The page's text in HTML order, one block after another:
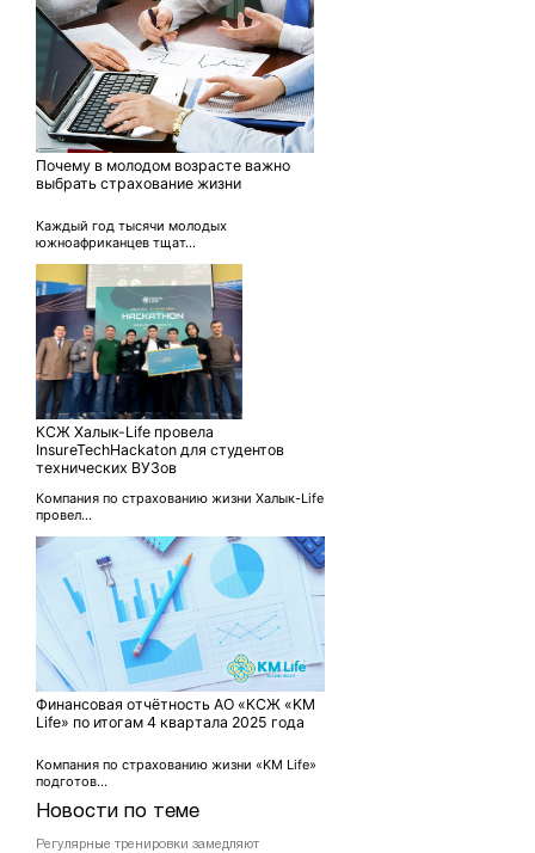
Новости по теме
Регулярные тренировки замедляют
Почему в молодом возрасте важно
выбрать страхование жизни
Каждый год тысячи молодых
южноафриканцев тщат...
КСЖ Халык-Life провела
InsureTechHackaton для студентов
технических ВУЗов
Компания по страхованию жизни Халык-Life
провел...
Финансовая отчётность АО «КСЖ «KM
Life» по итогам 4 квартала 2025 года
Компания по страхованию жизни «KM Life»
подготов...